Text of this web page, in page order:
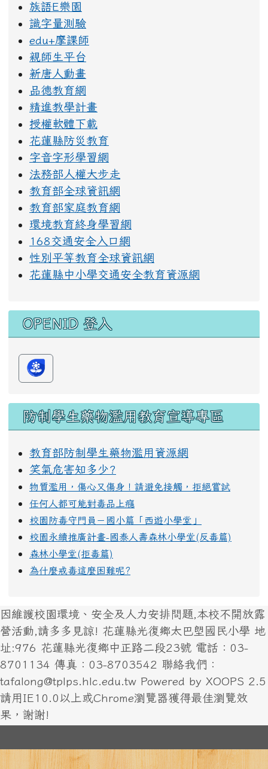
族語E樂園
識字量測驗
edu+摩課師
親師生平台
新唐人動畫
品德教育網
精進教學計畫
授權軟體下載
花蓮縣防災教育
字音字形學習網
法務部人權大步走
教育部全球資訊網
教育部家庭教育網
環境教育終身學習網
168交通安全入口網
性別平等教育全球資訊網
花蓮縣中小學交通安全教育資源網
OPENID 登入
防制學生藥物濫用教育宣導專區
教育部防制學生藥物濫用資源網
笑氣危害知多少?
物質濫用，傷心又傷身！請避免接觸，拒絕嘗試
任何人都可能對毒品上癮
校園防毒守門員－國小篇「西遊小學堂」
校園永續推廣計畫-國泰人壽森林小學堂(反毒篇)
森林小學堂(拒毒篇)
為什麼戒毒這麼困難呢?
因維護校園環境、安全及人力安排問題,本校不開放露
營活動,請多多見諒! 花蓮縣光復鄉太巴塱國民小學 地
址:976 花蓮縣光復鄉中正路二段23號 電話：03-
8701134 傳真：03-8703542 聯絡我們：
tafalong@tplps.hlc.edu.tw Powered by XOOPS 2.5
請用IE10.0以上或Chrome瀏覽器獲得最佳瀏覽效
果，謝謝!